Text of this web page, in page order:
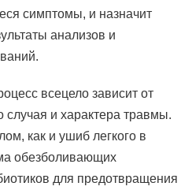
симптомы, и назначит
анализов и
всецело зависит от
случая и характера травмы.
как и ушиб легкого в
обезболивающих
для предотвращения